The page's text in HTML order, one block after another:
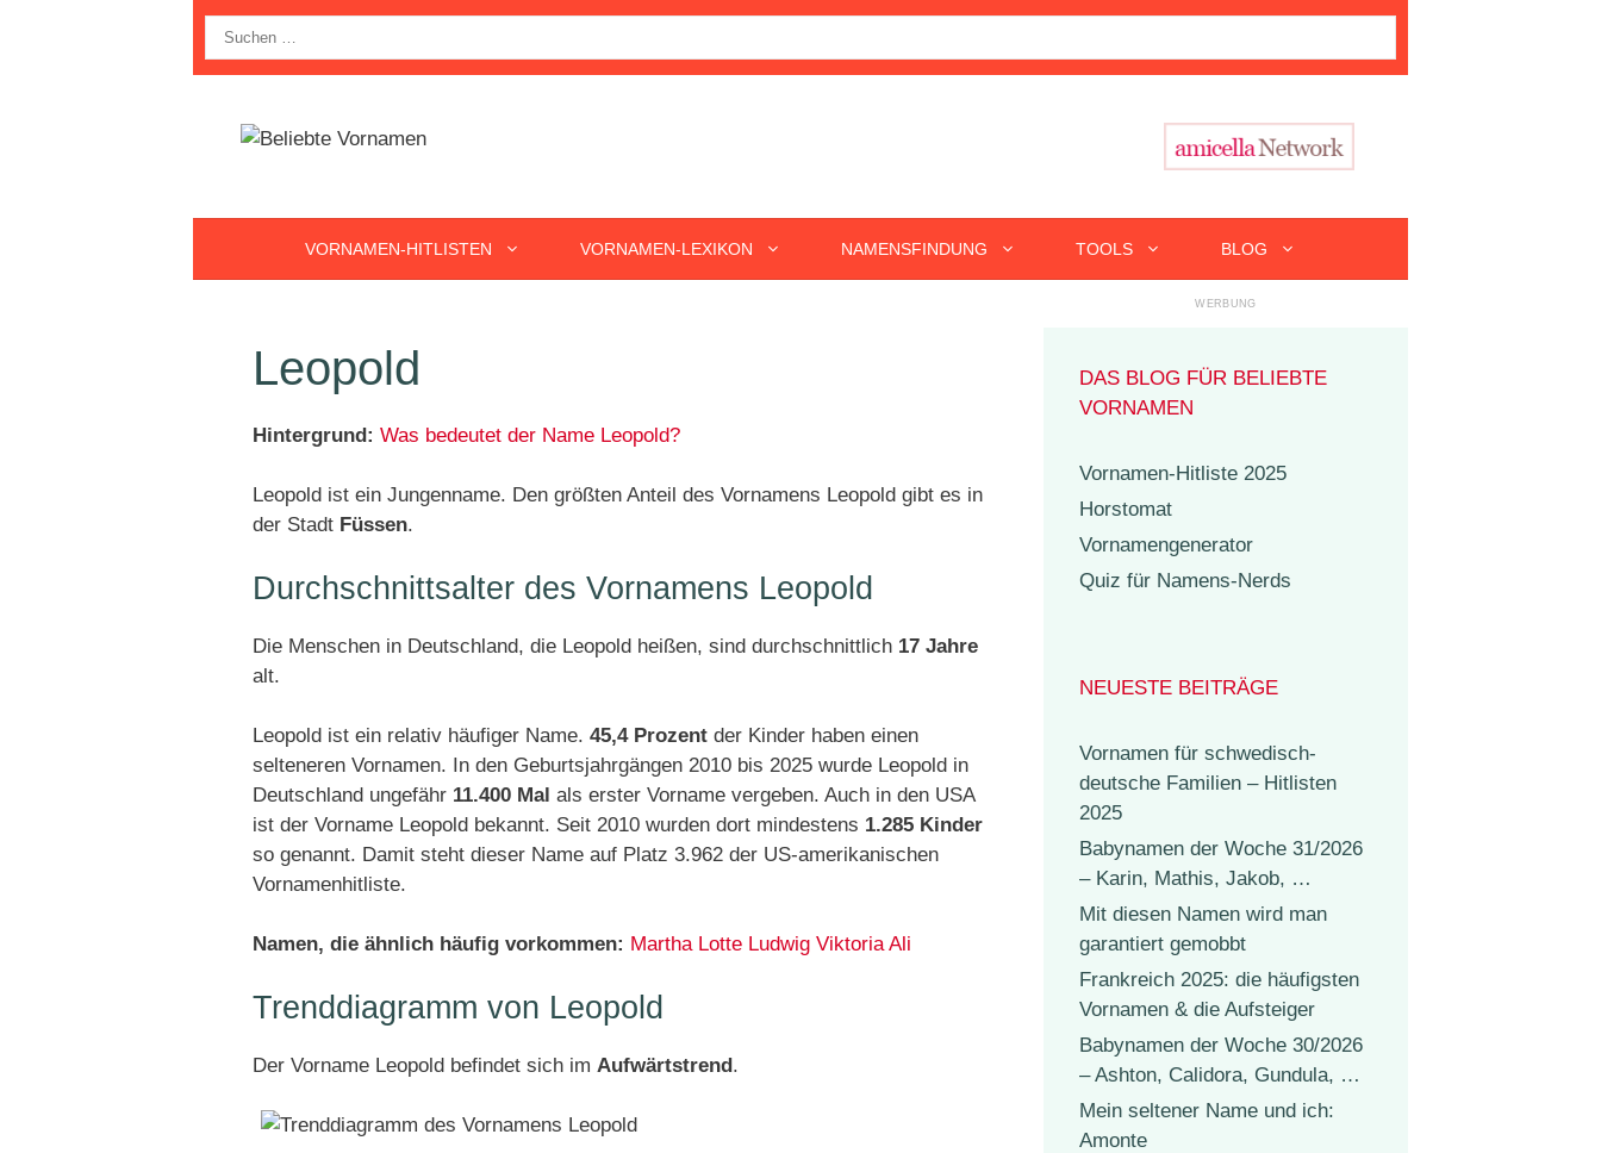
nach:
VORNAMEN-HITLISTEN VORNAMEN-LEXIKON NAMENSFINDUNG TOOLS BLOG
Leopold
Hintergrund: Was bedeutet der Name Leopold?
Leopold ist ein Jungenname. Den größten Anteil des Vornamens Leopold gibt es in
der Stadt Füssen.
Durchschnittsalter des Vornamens Leopold
Die Menschen in Deutschland, die Leopold heißen, sind durchschnittlich 17 Jahre
alt.
Leopold ist ein relativ häufiger Name. 45,4 Prozent der Kinder haben einen
selteneren Vornamen. In den Geburtsjahrgängen 2010 bis 2025 wurde Leopold in
Deutschland ungefähr 11.400 Mal als erster Vorname vergeben. Auch in den USA
ist der Vorname Leopold bekannt. Seit 2010 wurden dort mindestens 1.285 Kinder
so genannt. Damit steht dieser Name auf Platz 3.962 der US-amerikanischen
Vornamenhitliste.
Namen, die ähnlich häufig vorkommen: Martha Lotte Ludwig Viktoria Ali
Trenddiagramm von Leopold
Der Vorname Leopold befindet sich im Aufwärtstrend.
DAS BLOG FÜR BELIEBTE
VORNAMEN
Vornamen-Hitliste 2025
Horstomat
Vornamengenerator
Quiz für Namens-Nerds
NEUESTE BEITRÄGE
Vornamen für schwedisch-
deutsche Familien – Hitlisten
2025
Babynamen der Woche 31/2026
– Karin, Mathis, Jakob, …
Mit diesen Namen wird man
garantiert gemobbt
Frankreich 2025: die häufigsten
Vornamen & die Aufsteiger
Babynamen der Woche 30/2026
– Ashton, Calidora, Gundula, …
Mein seltener Name und ich:
Amonte